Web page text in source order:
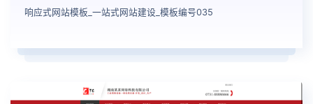
响应式网站模板_一站式网站建设_模板编号035